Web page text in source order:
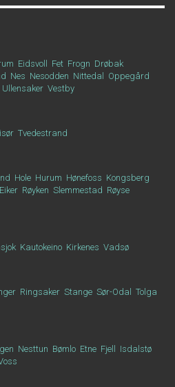
Eidsvoll Fet Frogn Drøbak
Nes Nesodden Nittedal
Oppegård
Ullensaker Vestby
Tvedestrand
Hole Hurum Hønefoss Kongsberg
Røyken Slemmestad Røyse
Kautokeino Kirkenes Vadsø
Ringsaker Stange Sør-Odal
Tolga
Nesttun Bømlo Etne Fjell
Isdalstø